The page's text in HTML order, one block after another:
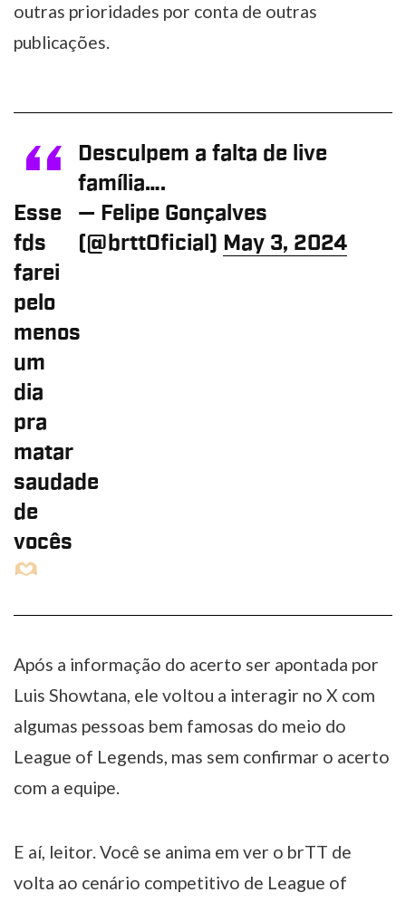
outras prioridades por conta de outras
publicações.
Desculpem a falta de live
família….
Esse
fds
farei
pelo
menos
um
dia
pra
matar
saudade
de
vocês
— Felipe Gonçalves
(@brttOficial) May 3, 2024
Após a informação do acerto ser apontada por
Luis Showtana, ele voltou a interagir no X com
algumas pessoas bem famosas do meio do
League of Legends, mas sem confirmar o acerto
com a equipe.
E aí, leitor. Você se anima em ver o brTT de
volta ao cenário competitivo de League of